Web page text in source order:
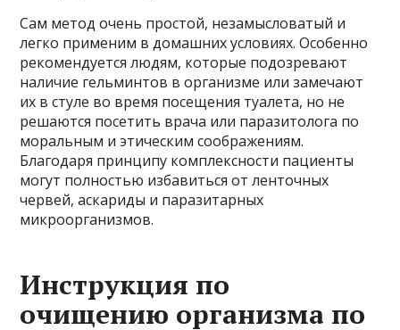
Сам метод очень простой, незамысловатый и
легко применим в домашних условиях. Особенно
рекомендуется людям, которые подозревают
наличие гельминтов в организме или замечают
их в стуле во время посещения туалета, но не
решаются посетить врача или паразитолога по
моральным и этическим соображениям.
Благодаря принципу комплексности пациенты
могут полностью избавиться от ленточных
червей, аскариды и паразитарных
микроорганизмов.
Инструкция по
очищению организма по